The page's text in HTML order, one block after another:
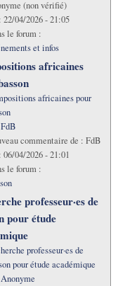
(non vérifié)
22/04/2026 - 21:05
le forum :
et infos
africaines
africaines pour
FdB
commentaire de : FdB
06/04/2026 - 21:01
le forum :
professeur·es de
pour étude
professeur·es de
pour étude académique
Anonyme